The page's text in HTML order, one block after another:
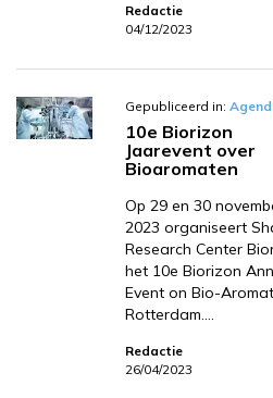
Redactie
04/12/2023
Gepubliceerd in:
10e Biorizon
Jaarevent over
Bioaromaten
Op 29 en 30
2023 organiseert
Research Center
het 10e Biorizon
Event on Bio-
Rotterdam.…
Redactie
26/04/2023